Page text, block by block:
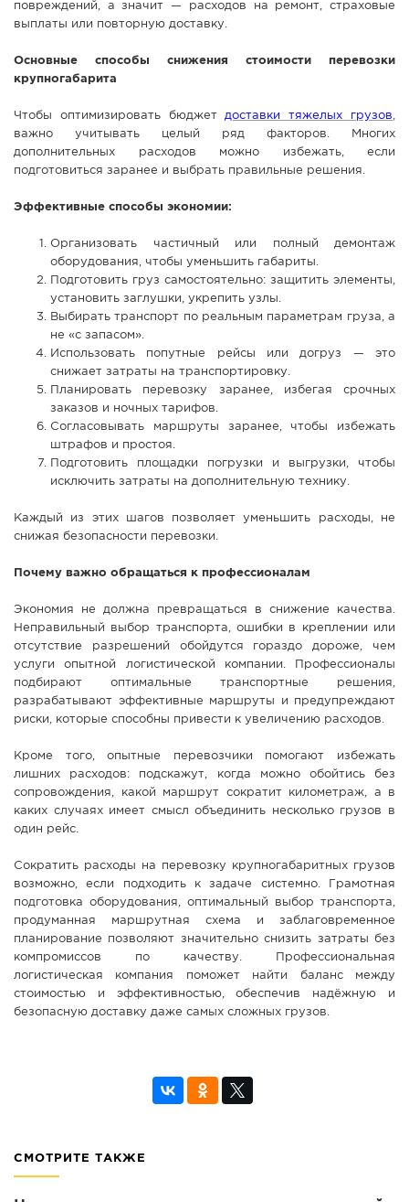
повреждений, а значит — расходов на ремонт, страховые
выплаты или повторную доставку.
Основные способы снижения стоимости перевозки
крупногабарита
Чтобы оптимизировать бюджет доставки тяжелых грузов
важно учитывать целый ряд факторов. Многих
дополнительных расходов можно избежать, если
подготовиться заранее и выбрать правильные решения.
Эффективные способы экономии:
Организовать частичный или полный демонтаж
оборудования, чтобы уменьшить габариты.
Подготовить груз самостоятельно: защитить элементы,
установить заглушки, укрепить узлы.
Выбирать транспорт по реальным параметрам груза, а
не «с запасом».
Использовать попутные рейсы или догруз — это
снижает затраты на транспортировку.
Планировать перевозку заранее, избегая срочных
заказов и ночных тарифов.
Согласовывать маршруты заранее, чтобы избежать
штрафов и простоя.
Подготовить площадки погрузки и выгрузки, чтобы
исключить затраты на дополнительную технику.
Каждый из этих шагов позволяет уменьшить расходы, не
снижая безопасности перевозки.
Почему важно обращаться к профессионалам
Экономия не должна превращаться в снижение качества.
Неправильный выбор транспорта, ошибки в креплении или
отсутствие разрешений обойдутся гораздо дороже, чем
услуги опытной логистической компании. Профессионалы
подбирают оптимальные транспортные решения,
разрабатывают эффективные маршруты и предупреждают
риски, которые способны привести к увеличению расходов.
Кроме того, опытные перевозчики помогают избежать
лишних расходов: подскажут, когда можно обойтись без
сопровождения, какой маршрут сократит километраж, а в
каких случаях имеет смысл объединить несколько грузов в
один рейс.
Сократить расходы на перевозку крупногабаритных грузов
возможно, если подходить к задаче системно. Грамотная
подготовка оборудования, оптимальный выбор транспорта,
продуманная маршрутная схема и заблаговременное
планирование позволяют значительно снизить затраты без
компромиссов по качеству. Профессиональная
логистическая компания поможет найти баланс между
стоимостью и эффективностью, обеспечив надёжную и
безопасную доставку даже самых сложных грузов.
СМОТРИТЕ ТАКЖЕ